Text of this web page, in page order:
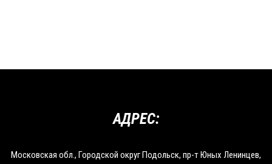
АДРЕС:
Московская обл., Городской округ Подольск, пр-т Юных Ленинцев,